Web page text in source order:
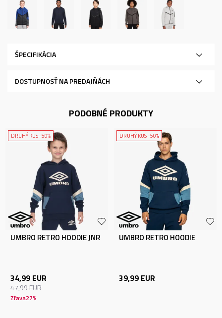
ŠPECIFIKÁCIA
DOSTUPNOSŤ NA PREDAJŇÁCH
PODOBNÉ PRODUKTY
DRUHÝ KUS -50%
UMBRO RETRO HOODIE JNR
34,99 EUR
47,99EUR
Zľava27%
DRUHÝ KUS -50%
UMBRO RETRO HOODIE
39,99 EUR